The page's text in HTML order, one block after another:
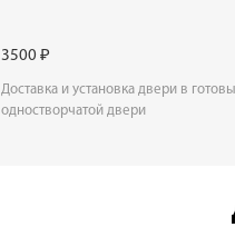
3500 ₽
Доставка и установка двери в
одностворчатой двери